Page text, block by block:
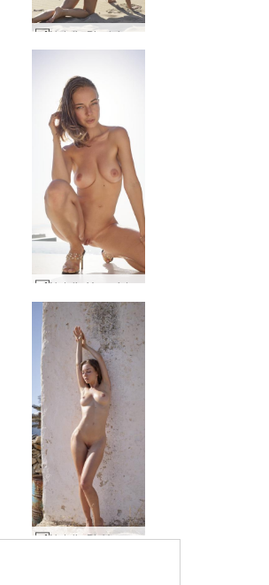
Natalia Bir plaj günü #47
Natalia Yunanistan'da muhteşem #30
Natalia Bir Yunan fantezisi #27